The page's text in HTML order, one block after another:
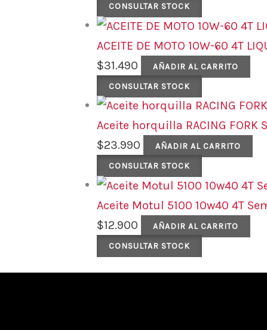
CONSULTAR STOCK
ACEITE DE MOTO 10W-60 4T
$31.490
AÑADIR AL CARRITO
CONSULTAR STOCK
Aceite horquilla RACING FORK
$23.990
AÑADIR AL CARRITO
CONSULTAR STOCK
Aceite Motul 5100 10w40 4T
$12.900
AÑADIR AL CARRITO
CONSULTAR STOCK